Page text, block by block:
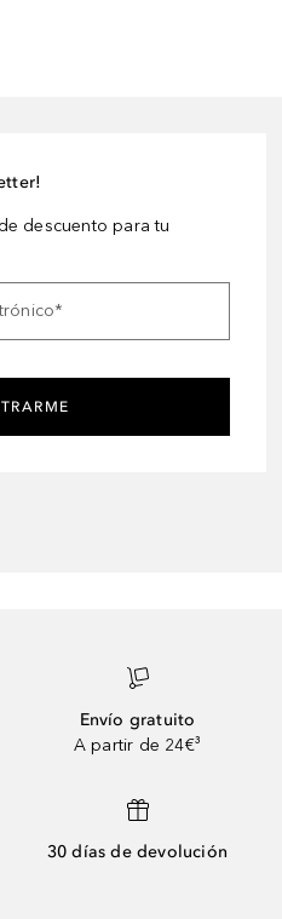
descuento para tu
*
Envío gratuito
A partir de 24€³
30 días de devolución